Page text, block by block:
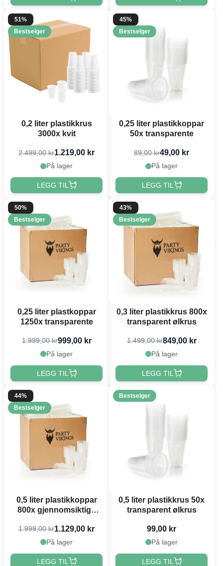
51%
Bestselger
0,2 liter plastikkrus
3000x kvit
2.499,00 kr1.219,00 kr
På lager
LEGG TIL
45%
Bestselger
0,25 liter plastikkoppar
50x transparente
89,00 kr49,00 kr
På lager
LEGG TIL
50%
Bestselger
0,25 liter plastkoppar
1250x transparente
1.999,00 kr999,00 kr
På lager
LEGG TIL
43%
Bestselger
0,3 liter plastikkrus 800x
transparent ølkrus
1.499,00 kr849,00 kr
På lager
LEGG TIL
44%
Bestselger
0,5 liter plastikkoppar
800x gjennomsiktige
1.999,00 kr1.129,00 kr
På lager
LEGG TIL
Bestselger
0,5 liter plastikkrus 50x
transparent ølkrus
99,00 kr
På lager
LEGG TIL